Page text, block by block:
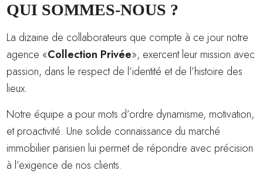
QUI SOMMES-NOUS ?
La dizaine de collaborateurs que compte à ce jour notre
agence «Collection Privée», exercent leur mission avec
passion, dans le respect de l’identité et de l’histoire des
lieux.
Notre équipe a pour mots d’ordre dynamisme, motivation,
et proactivité. Une solide connaissance du marché
immobilier parisien lui permet de répondre avec précision
à l’exigence de nos clients.